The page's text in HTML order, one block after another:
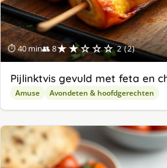
⏱ 40 min👥 8★★☆☆☆ 2 (2)
Pijlinktvis gevuld met feta en
Amuse Avondeten & hoofdgerechten